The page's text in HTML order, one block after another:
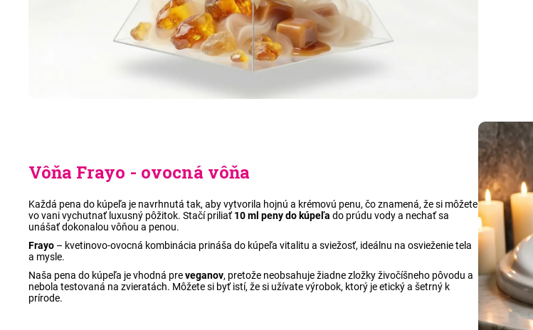
Vôňa Frayo - ovocná vôňa
Každá pena do kúpeľa je navrhnutá tak, aby vytvorila hojnú a krémovú penu, čo znamená, že si môžete
vo vani vychutnať luxusný pôžitok. Stačí priliať10 ml peny do kúpeľa do prúdu vody a nechať sa
unášať dokonalou vôňou a penou.
Frayo – kvetinovo-ovocná kombinácia prináša do kúpeľa vitalitu a sviežosť, ideálnu na osvieženie tela
a mysle.
Naša pena do kúpeľa je vhodná preveganov, pretože neobsahuje žiadne zložky živočíšneho pôvodu a
nebola testovaná na zvieratách. Môžete si byť istí, že si užívate výrobok, ktorý je etický a šetrný k
prírode.